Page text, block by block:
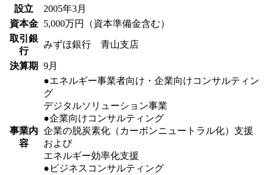
設立
2005年3月
資本金 5,000万円（資本準備金含む）
取引銀
行
みずほ銀行 青山支店
決算期 9月
事業内
容
●エネルギー事業者向け・企業向けコンサルティン
グ
デジタルソリューション事業
●企業向けコンサルティング
企業の脱炭素化（カーボンニュートラル化）支援
および
エネルギー効率化支援
●ビジネスコンサルティング